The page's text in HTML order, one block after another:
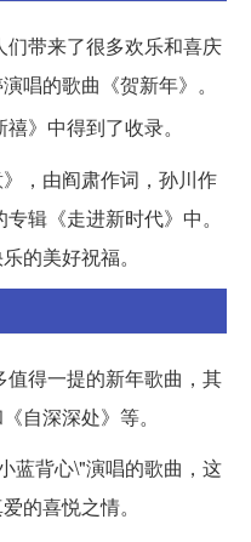
带来了很多欢乐和喜庆
唱的歌曲《贺新年》。
》中得到了收录。
，由阎肃作词，孙川作
辑《走进新时代》中。
的美好祝福。
得一提的新年歌曲，其
自深深处》等。
蓝背心\"演唱的歌曲，这
的喜悦之情。